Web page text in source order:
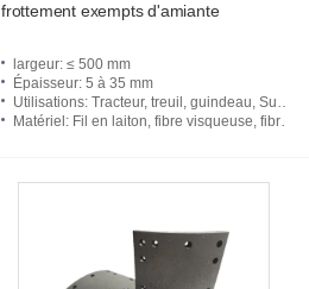
frottement exempts d'amiante
largeur: ≤ 500 mm
Épaisseur: 5 à 35 mm
Utilisations: Tracteur, treuil, guindeau, Sugar Mill, ascenseur, grue, mélangeur, groupe électrogène, machines de
Matériel : Fil en laiton, fibre visqueuse, fibre de verre, résine, etc.